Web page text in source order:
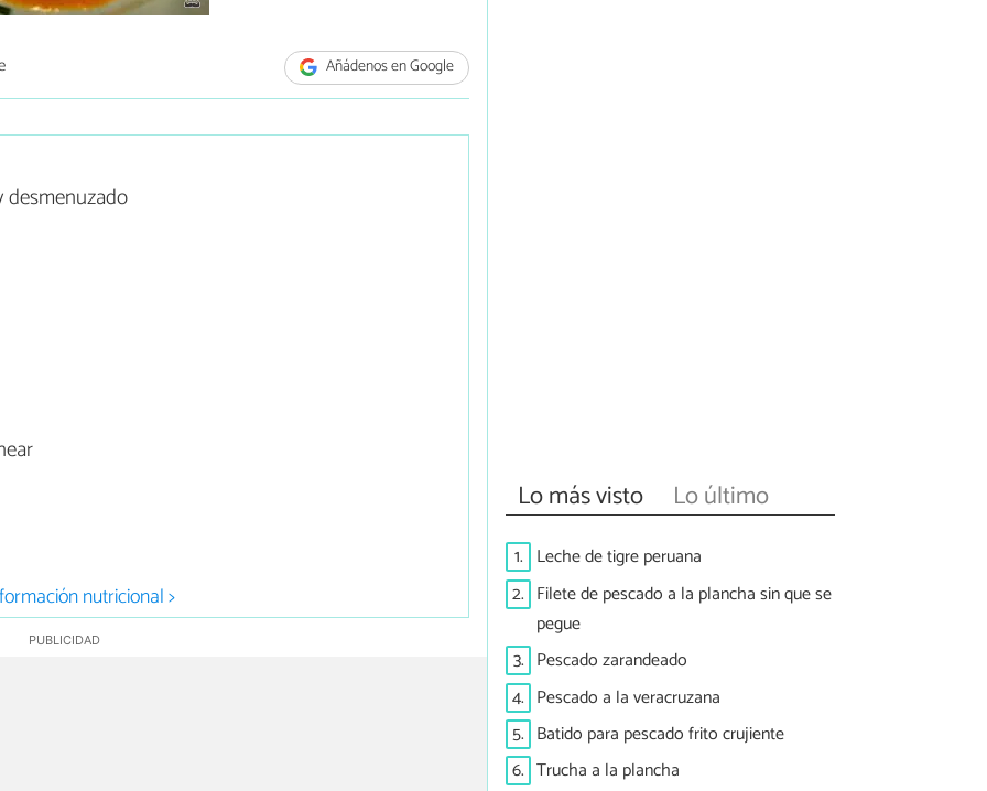
Añádenos en Google
desmenuzado
nutricional >
Lo más visto Lo último
1. Leche de tigre peruana
2. Filete de pescado a la plancha sin que se
pegue
3. Pescado zarandeado
4. Pescado a la veracruzana
5. Batido para pescado frito crujiente
6. Trucha a la plancha